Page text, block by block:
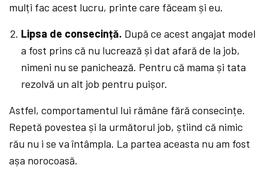
mulți fac acest lucru, printe care făceam și eu.
Lipsa de consecință. După ce acest angajat model
a fost prins că nu lucrează și dat afară de la job,
nimeni nu se panichează. Pentru că mama și tata
rezolvă un alt job pentru puișor.
Astfel, comportamentul lui rămâne fără consecințe.
Repetă povestea și la următorul job, știind că nimic
rău nu i se va întâmpla. La partea aceasta nu am fost
așa norocoasă.